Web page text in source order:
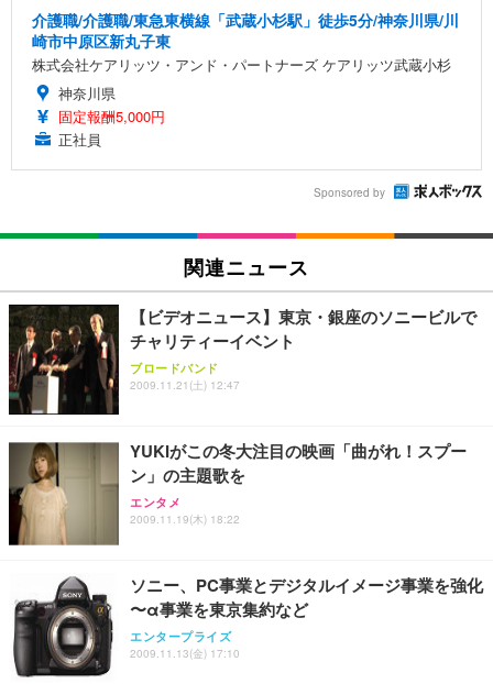
介護職/介護職/東急東横線「武蔵小杉駅」徒歩5分/神奈川県/川
崎市中原区新丸子東
株式会社ケアリッツ・アンド・パートナーズ ケアリッツ武蔵小杉
神奈川県
固定報酬5,000円
正社員
Sponsored by
関連ニュース
【ビデオニュース】東京・銀座のソニービルで
チャリティーイベント
ブロードバンド
2009.11.21(土) 12:47
YUKIがこの冬大注目の映画「曲がれ！スプー
ン」の主題歌を
エンタメ
2009.11.19(木) 18:22
ソニー、PC事業とデジタルイメージ事業を強化
〜α事業を東京集約など
エンタープライズ
2009.11.13(金) 17:10